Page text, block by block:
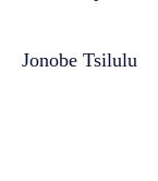
‎Jonobe Tsilulu